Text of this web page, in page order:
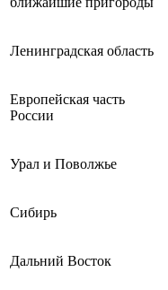
Ленинградская область
Европейская часть
России
Урал и Поволжье
Сибирь
Дальний Восток